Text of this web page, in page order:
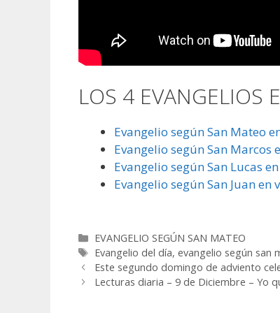
LOS 4
Evangelio según San Mateo
Evangelio según San Marcos
Evangelio según San Lucas
Evangelio según San Juan en
Categorías
EVANGELIO SEGÚN SAN MATEO
Etiquetas
Evangelio del día,evangelio según san
Este segundo domingo de adviento
Lecturas diaria – 9 de Diciembre – Yo